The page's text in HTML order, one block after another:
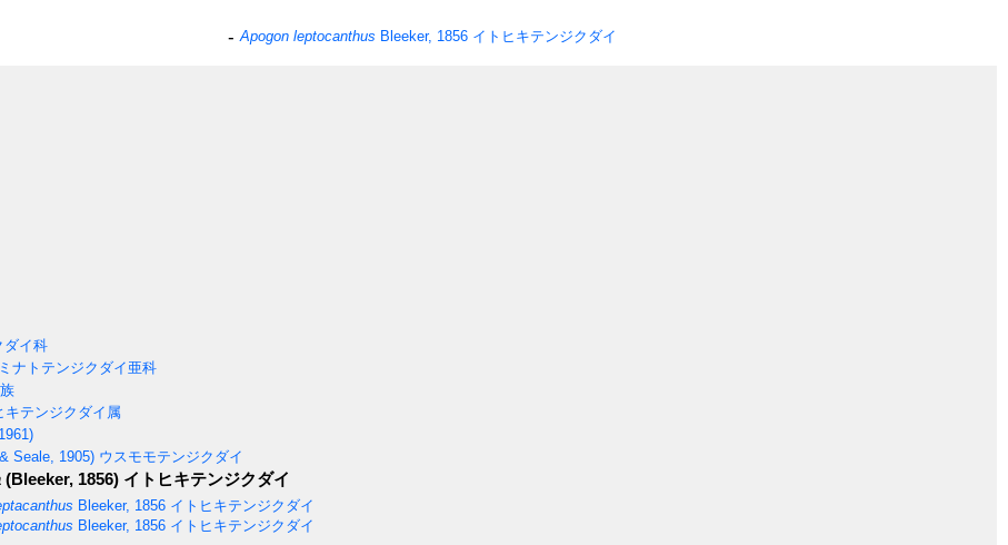
Apogon leptocanthus Bleeker, 1856イトヒキテンジクダイ
ダイ科
ナトテンジクダイ亜科
キテンジクダイ属
Seale, 1905) ウスモモテンジクダイ
(Bleeker, 1856) イトヒキテンジクダイ
Bleeker, 1856イトヒキテンジクダイ
Bleeker, 1856イトヒキテンジクダイ